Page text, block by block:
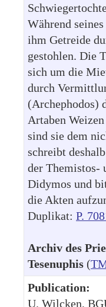
Während
ihm Getreide
gestohlen. Die
sich um die
durch
(Archephodos)
Artaben
sind sie dem
schreibt
der Themistos-
Didymos und
die Akten
Duplikat: P.
Archiv des
Tesenuphis (
Publication:
U. Wilcken,